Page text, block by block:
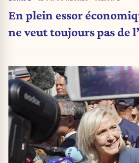
En plein essor
ne veut toujours pas de